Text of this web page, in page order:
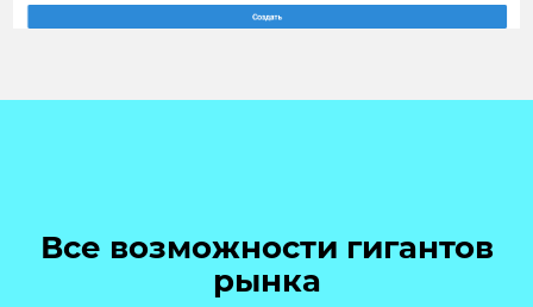
Все возможности гигантов
рынка